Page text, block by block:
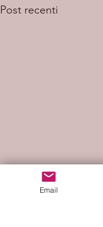
Post recenti
Email